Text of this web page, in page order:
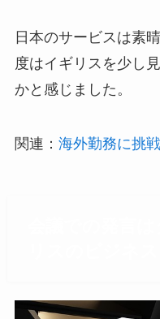
日本のサービスは素
度はイギリスを少し
かと感じました。
関連： 海外勤務に挑